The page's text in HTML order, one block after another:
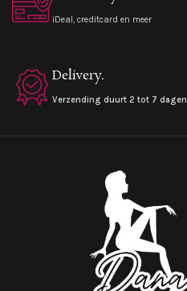
iDeal, creditcard en meer
Delivery.
Verzending duurt 2 tot 7 dagen